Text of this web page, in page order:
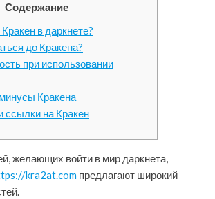
Содержание
в даркнете?
до Кракена?
при использовании
Кракена
ссылки на Кракен
желающих войти в мир даркнета,
kra2at.com предлагают широкий